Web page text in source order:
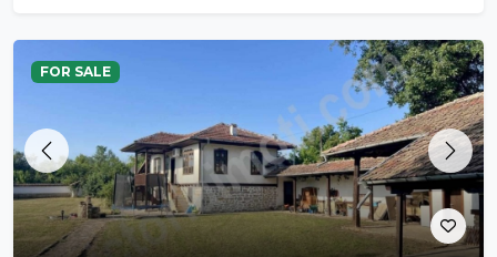
Previous Next
FOR SALE